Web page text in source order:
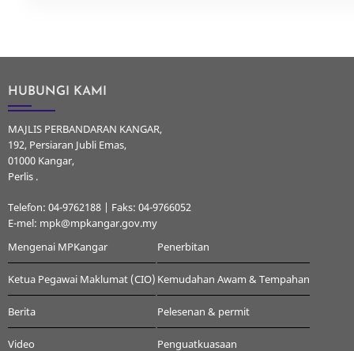
HUBUNGI KAMI
MAJLIS PERBANDARAN KANGAR,
192, Persiaran Jubli Emas,
01000 Kangar,
Perlis .
Telefon: 04-9762188 | Faks: 04-9766052
E-mel: mpk@mpkangar.gov.my
Mengenai MPKangar
Ketua Pegawai Maklumat (CIO)
Berita
Video
Penerbitan
Kemudahan Awam & Tempahan
Pelesenan & permit
Penguatkuasaan